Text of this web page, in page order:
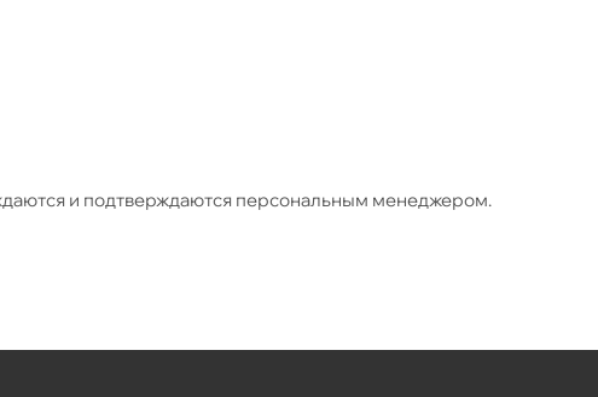
и подтверждаются персональным менеджером.